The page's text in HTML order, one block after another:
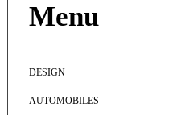
Menu
DESIGN
AUTOMOBILES